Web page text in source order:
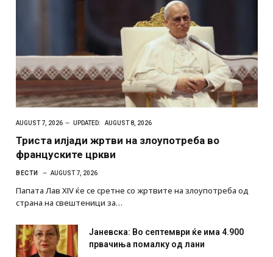
AUGUST 7, 2026 UPDATED: AUGUST 8, 2026
Триста илјади жртви на злоупотреба во
француските цркви
ВЕСТИ AUGUST 7, 2026
Папата Лав XIV ќе се сретне со жртвите на злоупотреба од
страна на свештеници за…
Јаневска: Во септември ќе има 4.900
првачиња помалку од лани